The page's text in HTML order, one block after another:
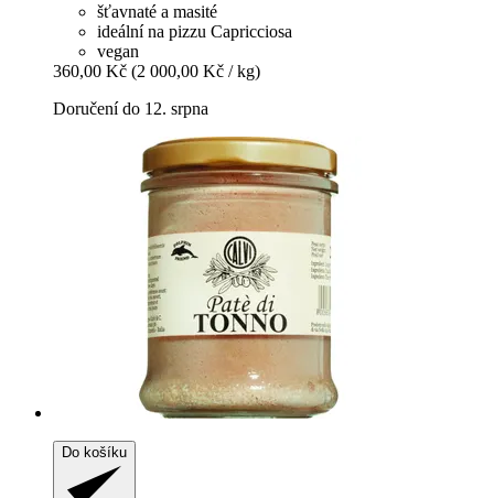
šťavnaté a masité
ideální na pizzu Capricciosa
vegan
360,00 Kč (2 000,00 Kč / kg)
Doručení do 12. srpna
Do košíku